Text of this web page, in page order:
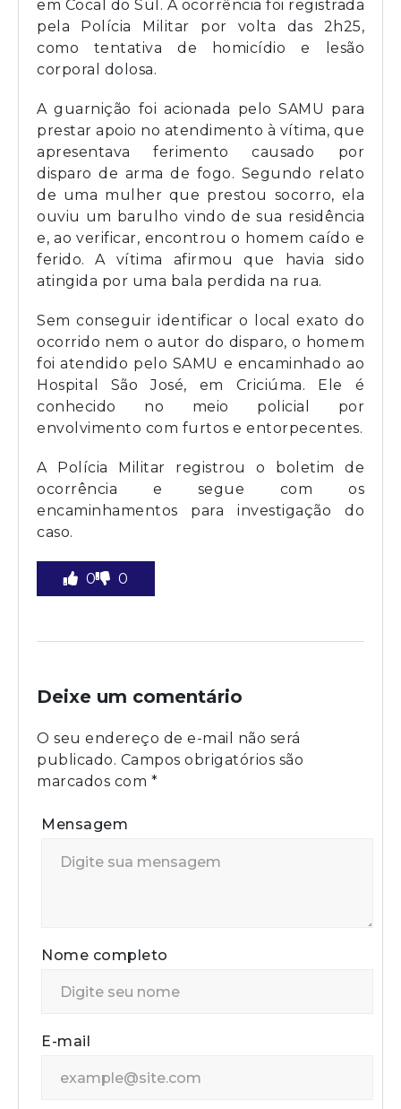
em Cocal do Sul. A ocorrência foi registrada
pela Polícia Militar por volta das 2h25,
como tentativa de homicídio e lesão
corporal dolosa.
A guarnição foi acionada pelo SAMU para
prestar apoio no atendimento à vítima, que
apresentava ferimento causado por
disparo de arma de fogo. Segundo relato
de uma mulher que prestou socorro, ela
ouviu um barulho vindo de sua residência
e, ao verificar, encontrou o homem caído e
ferido. A vítima afirmou que havia sido
atingida por uma bala perdida na rua.
Sem conseguir identificar o local exato do
ocorrido nem o autor do disparo, o homem
foi atendido pelo SAMU e encaminhado ao
Hospital São José, em Criciúma. Ele é
conhecido no meio policial por
envolvimento com furtos e entorpecentes.
A Polícia Militar registrou o boletim de
ocorrência e segue com os
encaminhamentos para investigação do
caso.
0 0
Deixe um comentário
O seu endereço de e-mail não será
publicado. Campos obrigatórios são
marcados com *
Mensagem
Nome completo
E-mail